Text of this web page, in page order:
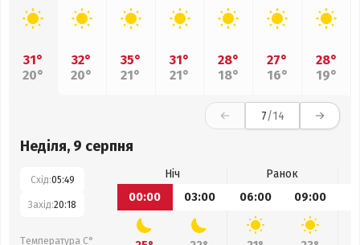
31°
20°
32°
20°
35°
21°
31°
21°
28°
18°
27°
16°
28°
19°
7/14
Неділя, 9 серпня
Схід:05:49
Захід:20:18
Температура С°
Ніч
Ранок
00:00
03:00 06:00 09:00